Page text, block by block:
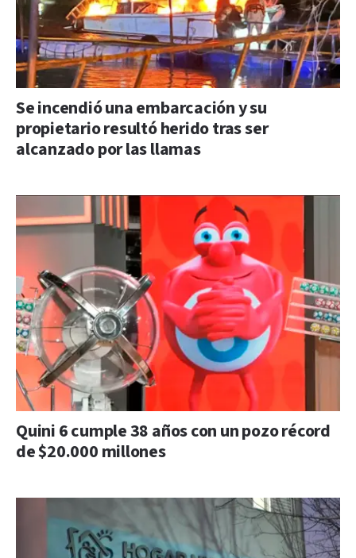
Se incendió una embarcación y su
propietario resultó herido tras ser
alcanzado por las llamas
Quini 6 cumple 38 años con un pozo récord
de $20.000 millones